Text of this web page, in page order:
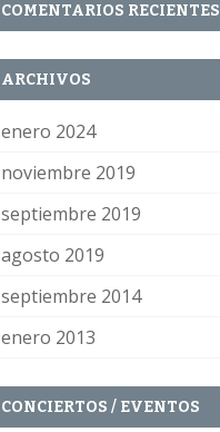
COMENTARIOS RECIENTES
ARCHIVOS
enero 2024
noviembre 2019
septiembre 2019
agosto 2019
septiembre 2014
enero 2013
CONCIERTOS / EVENTOS